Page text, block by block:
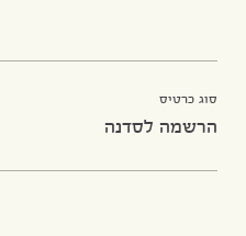
סוג כרטיס
הרשמה לסדנה